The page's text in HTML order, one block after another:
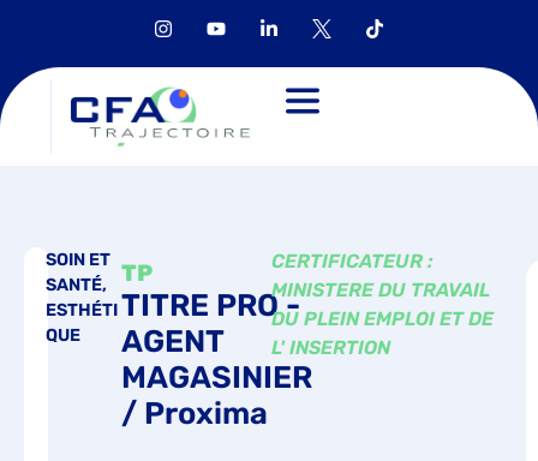
SOIN ET
SANTÉ,
ESTHÉTI
QUE
TP
TITRE PRO -
AGENT
MAGASINIER
/ Proxima
CERTIFICATEUR :
MINISTERE DU TRAVAIL
DU PLEIN EMPLOI ET DE
L' INSERTION